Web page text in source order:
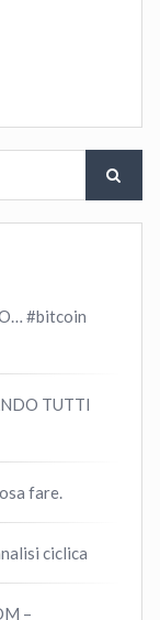
#bitcoin
TUTTI
fare.
ciclica
–